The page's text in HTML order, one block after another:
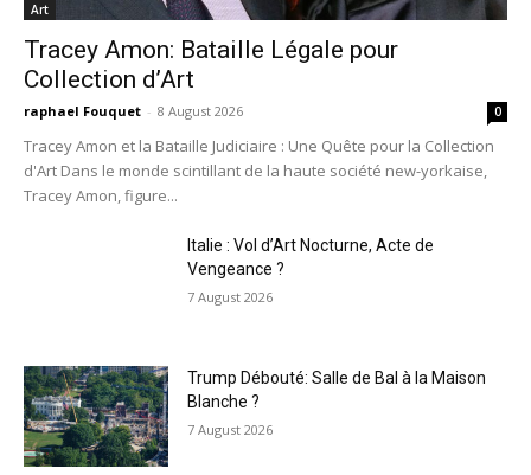
Art
Tracey Amon: Bataille Légale pour
Collection d’Art
raphael Fouquet - 8 August 2026 0
Tracey Amon et la Bataille Judiciaire : Une Quête pour la Collection
d'Art Dans le monde scintillant de la haute société new-yorkaise,
Tracey Amon, figure...
Italie : Vol d’Art Nocturne, Acte de
Vengeance ?
7 August 2026
Trump Débouté: Salle de Bal à la Maison
Blanche ?
7 August 2026